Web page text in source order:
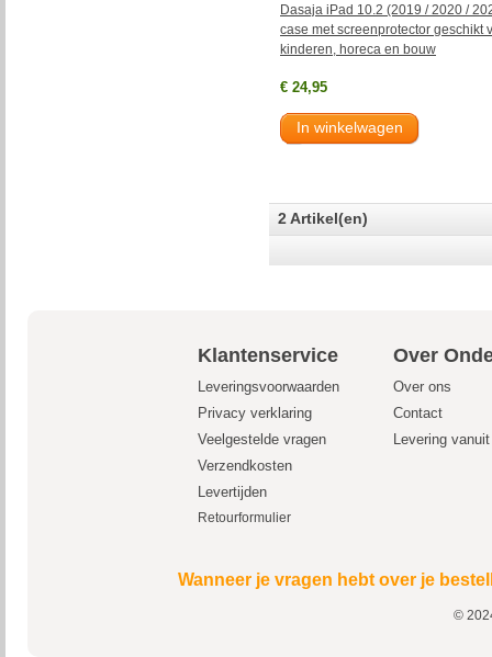
Dasaja iPad 10.2 (2019 / 2020 /
case met screenprotector geschikt
kinderen, horeca en bouw
€ 24,95
In winkelwagen
2 Artikel(en)
Klantenservice Over
Leveringsvoorwaarden
Over ons
Privacy verklaring
Contact
Veelgestelde vragen
Levering
Verzendkosten
Levertijden
Retourformulier
Wanneer je vragen hebt over je
©